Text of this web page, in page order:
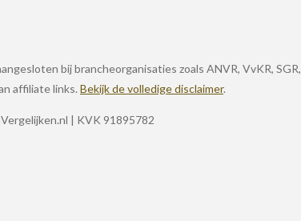
bij brancheorganisaties zoals ANVR, VvKR, SGR,
affiliate links. Bekijk de volledige disclaimer.
| KVK 91895782